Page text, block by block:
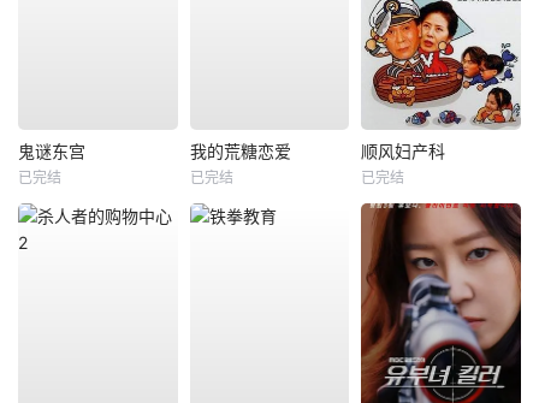
鬼谜东宫
已完结
我的荒糖恋爱
已完结
顺风妇产科
已完结